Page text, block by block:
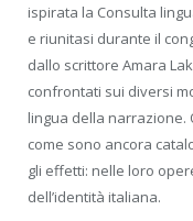
ispirata la Consulta
e riunitasi durante il
dallo scrittore Amara
confrontati sui diversi
lingua della narrazione.
come sono ancora
gli effetti: nelle loro
dell’identità italiana.